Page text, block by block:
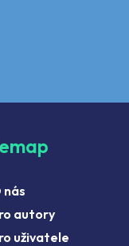
nás
autory
uživatele